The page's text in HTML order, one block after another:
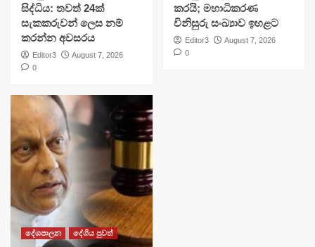
සිද්ධිය: තවත් 24ක්
සැකකරුවන් ලෙස නම්
කරන්න අවසරය
Editor3
August 7, 2026
0
කරයි; මහාධිකරණ
විනිසුරු සංඛ්‍යාව ඉහළට
Editor3
August 7, 2026
0
දේශපාලන දේශීය පුවත්